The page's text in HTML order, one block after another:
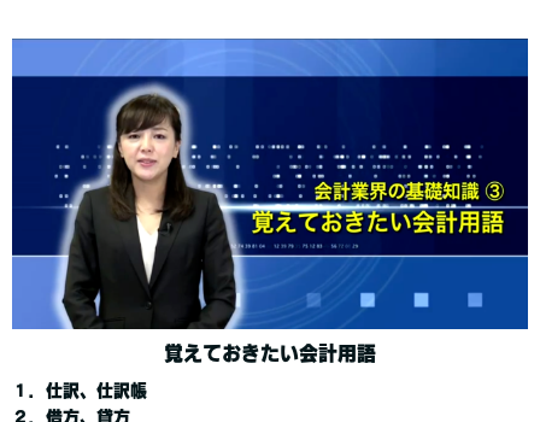
覚えておきたい会計用語
１．仕訳、仕訳帳
２．借方、貸方